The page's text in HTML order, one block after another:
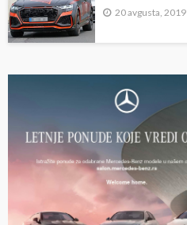
20 avgusta, 2019